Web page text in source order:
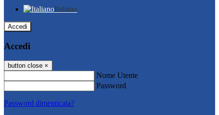
Italiano
Accedi
Accedi
button close ×
Nome Utente
Password
Password dimenticata?